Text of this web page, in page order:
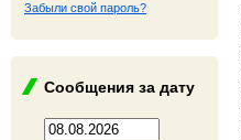
Забыли свой пароль?
Сообщения за дату